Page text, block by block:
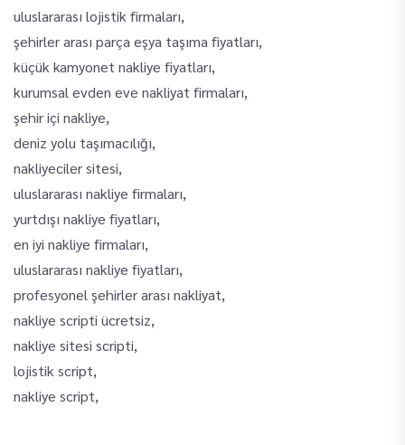
uluslararası lojistik firmaları,
şehirler arası parça eşya taşıma fiyatları,
küçük kamyonet nakliye fiyatları,
kurumsal evden eve nakliyat firmaları,
şehir içi nakliye,
deniz yolu taşımacılığı,
nakliyeciler sitesi,
uluslararası nakliye firmaları,
yurtdışı nakliye fiyatları,
en iyi nakliye firmaları,
uluslararası nakliye fiyatları,
profesyonel şehirler arası nakliyat,
nakliye scripti ücretsiz,
nakliye sitesi scripti,
lojistik script,
nakliye script,